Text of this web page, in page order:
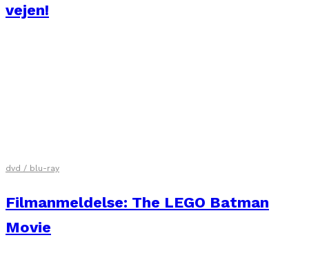
vejen!
dvd / blu-ray
Filmanmeldelse: The LEGO Batman
Movie